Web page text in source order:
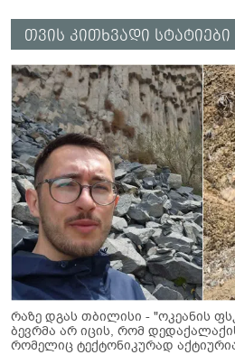
თვის კითხვადი სტატიები
რაზე დგას თბილისი - "ოკეანის
ბევრმა არ იცის, რომ
რომელიც ტექტონიკურად